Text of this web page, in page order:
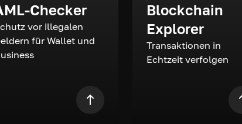
Checker
vor illegalen
für Wallet und
Blockchain
Explorer
Transaktionen in
Echtzeit verfolgen